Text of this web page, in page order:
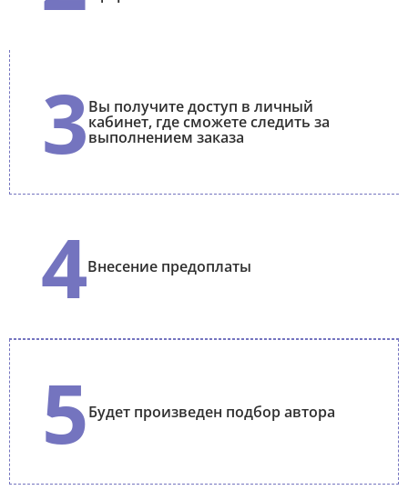
3Вы получите доступ в личный
кабинет, где сможете следить за
выполнением заказа
4Внесение предоплаты
5Будет произведен подбор автора